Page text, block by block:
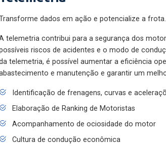
dados em ação e potencialize a frota.
A telemetria contribui para a segurança dos
possíveis riscos de acidentes e o modo de
telemetria, é possível aumentar a eficiência
abastecimento e manutenção e garantir um
Identificação de frenagens, curvas e
Elaboração de Ranking de Motoristas
Acompanhamento de ociosidade do motor
Cultura de condução econômica